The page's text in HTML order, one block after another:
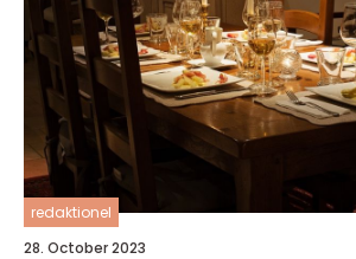
redaktionel
28. October 2023